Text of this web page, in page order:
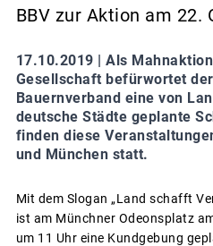
BBV zur Aktion am 22.
17.10.2019 | Als
Gesellschaft befürwortet
Bauernverband eine von
deutsche Städte geplante
finden diese
und München statt.
Mit dem Slogan „Land schafft
ist am Münchner Odeonsplatz
um 11 Uhr eine Kundgebung